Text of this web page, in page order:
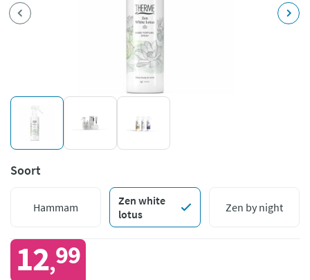
Soort
Hammam
Zen white
lotus
Zen by night
12,99